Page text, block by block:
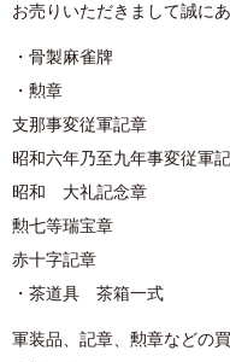
お売りいただきまして誠に
・骨製麻雀牌
・勲章
支那事変従軍記章
昭和六年乃至九年事変従軍
昭和 大礼記念章
勲七等瑞宝章
赤十字記章
・茶道具 茶箱一式
軍装品、記章、勲章などの